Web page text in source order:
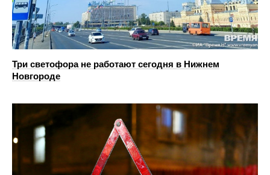
Три светофора не работают сегодня в Нижнем
Новгороде